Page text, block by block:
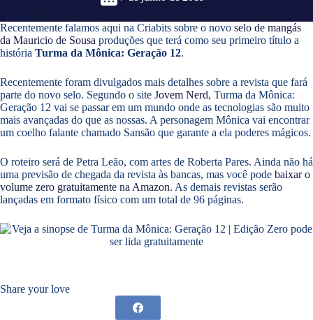
Recentemente falamos aqui na Criabits sobre o novo selo de mangás
da Mauricio de Sousa produções que terá como seu primeiro título a
história Turma da Mônica: Geração 12.
Recentemente foram divulgados mais detalhes sobre a revista que fará
parte do novo selo. Segundo o site Jovem Nerd, Turma da Mônica:
Geração 12 vai se passar em um mundo onde as tecnologias são muito
mais avançadas do que as nossas. A personagem Mônica vai encontrar
um coelho falante chamado Sansão que garante a ela poderes mágicos.
O roteiro será de Petra Leão, com artes de Roberta Pares. Ainda não há
uma previsão de chegada da revista às bancas, mas você pode baixar o
volume zero gratuitamente na Amazon. As demais revistas serão
lançadas em formato físico com um total de 96 páginas.
Share your love